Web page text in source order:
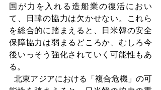
国が力を入れる造船業の復活におい
て、日韓の協力は欠かせない。これら
を総合的に踏まえると、日米韓の安全
保障協力は弱まるどころか、むしろ今
後いっそう強化されていく可能性もあ
る。
  北東アジアにおける「複合危機」の可